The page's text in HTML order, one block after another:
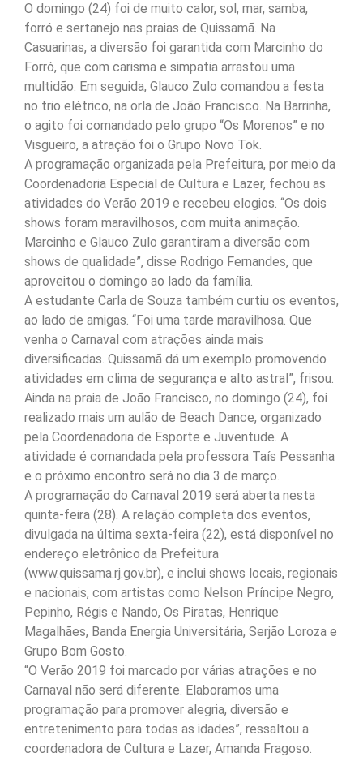
O domingo (24) foi de muito calor, sol, mar, samba,
forró e sertanejo nas praias de Quissamã. Na
Casuarinas, a diversão foi garantida com Marcinho do
Forró, que com carisma e simpatia arrastou uma
multidão. Em seguida, Glauco Zulo comandou a festa
no trio elétrico, na orla de João Francisco. Na Barrinha,
o agito foi comandado pelo grupo “Os Morenos” e no
Visgueiro, a atração foi o Grupo Novo Tok.
A programação organizada pela Prefeitura, por meio da
Coordenadoria Especial de Cultura e Lazer, fechou as
atividades do Verão 2019 e recebeu elogios. “Os dois
shows foram maravilhosos, com muita animação.
Marcinho e Glauco Zulo garantiram a diversão com
shows de qualidade”, disse Rodrigo Fernandes, que
aproveitou o domingo ao lado da família.
A estudante Carla de Souza também curtiu os eventos,
ao lado de amigas. “Foi uma tarde maravilhosa. Que
venha o Carnaval com atrações ainda mais
diversificadas. Quissamã dá um exemplo promovendo
atividades em clima de segurança e alto astral”, frisou.
Ainda na praia de João Francisco, no domingo (24), foi
realizado mais um aulão de Beach Dance, organizado
pela Coordenadoria de Esporte e Juventude. A
atividade é comandada pela professora Taís Pessanha
e o próximo encontro será no dia 3 de março.
A programação do Carnaval 2019 será aberta nesta
quinta-feira (28). A relação completa dos eventos,
divulgada na última sexta-feira (22), está disponível no
endereço eletrônico da Prefeitura
(www.quissama.rj.gov.br), e inclui shows locais, regionais
e nacionais, com artistas como Nelson Príncipe Negro,
Pepinho, Régis e Nando, Os Piratas, Henrique
Magalhães, Banda Energia Universitária, Serjão Loroza e
Grupo Bom Gosto.
“O Verão 2019 foi marcado por várias atrações e no
Carnaval não será diferente. Elaboramos uma
programação para promover alegria, diversão e
entretenimento para todas as idades”, ressaltou a
coordenadora de Cultura e Lazer, Amanda Fragoso.